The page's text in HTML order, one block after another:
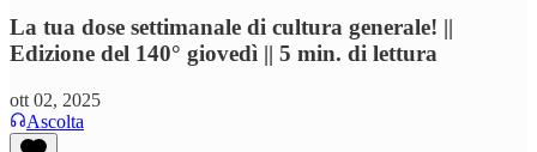
La tua dose settimanale di cultura generale! ||
Edizione del 140° giovedì || 5 min. di lettura
ott 02, 2025
Ascolta